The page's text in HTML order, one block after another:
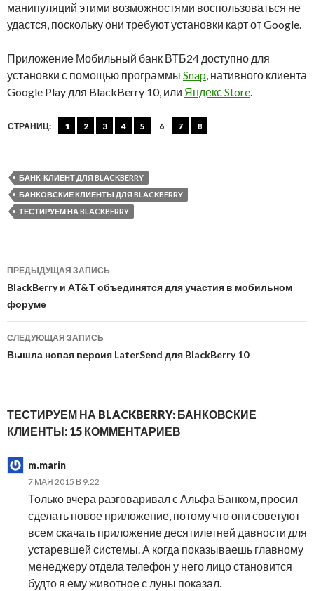
манипуляций этими возможностями воспользоваться не
удастся, поскольку они требуют установки карт от Google.
Приложение Мобильный банк ВТБ24 доступно для
установки с помощью программы Snap, нативного клиента
Google Play для BlackBerry 10, или Яндекс Store.
СТРАНИЦ: 1 2 3 4 5 6 7 8
БАНК-КЛИЕНТ ДЛЯ BLACKBERRY
БАНКОВСКИЕ КЛИЕНТЫ ДЛЯ BLACKBERRY
ТЕСТИРУЕМ НА BLACKBERRY
Навигация
по
записям
ПРЕДЫДУЩАЯ ЗАПИСЬ
BlackBerry и AT&T объединятся для участия в мобильном
форуме
СЛЕДУЮЩАЯ ЗАПИСЬ
Вышла новая версия LaterSend для BlackBerry 10
ТЕСТИРУЕМ НА BLACKBERRY: БАНКОВСКИЕ
КЛИЕНТЫ: 15 КОММЕНТАРИЕВ
m.marin
7 МАЯ 2015 В 9:22
Только вчера разговаривал с Альфа Банком, просил
сделать новое приложение, потому что они советуют
всем скачать приложение десятилетней давности для
устаревшей системы. А когда показываешь главному
менеджеру отдела телефон у него лицо становится
будто я ему животное с луны показал.